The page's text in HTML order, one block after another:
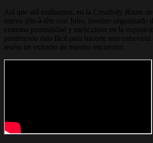
Así que allí estábamos, en la Creativity Room
nuevo tête-à-tête con Julio, hombre organizado
extrema puntualidad y meticuloso en la
ponérnoslo más fácil para hacerle una
tenéis un extracto de nuestro encuentro